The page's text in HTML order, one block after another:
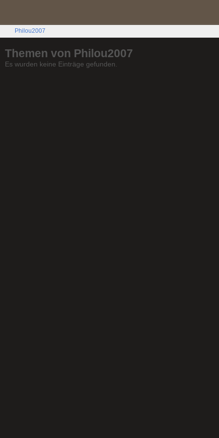
Philou2007
Themen von Philou2007
Es wurden keine Einträge gefunden.